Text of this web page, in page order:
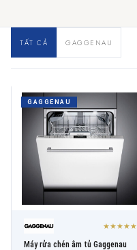
EMAIL
THÀNH PHỐ
THƯƠNG HIỆU
TẤT CẢ GAGGENAU
GAGGENAU
★★★★★
Máy rửa chén âm tủ Gaggenau